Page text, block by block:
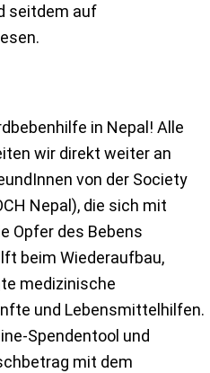
seitdem auf
in Nepal! Alle
wir direkt weiter an
von der Society
Nepal), die sich mit
Opfer des Bebens
beim Wiederaufbau,
medizinische
und Lebensmittelhilfen.
Spendentool und
mit dem